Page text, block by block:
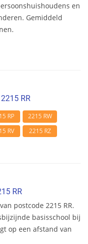
en
Gemiddeld
RR
RP
2215 RW
RV 2215 RZ
RR
postcode 2215 RR.
basisschool bij
op een afstand van